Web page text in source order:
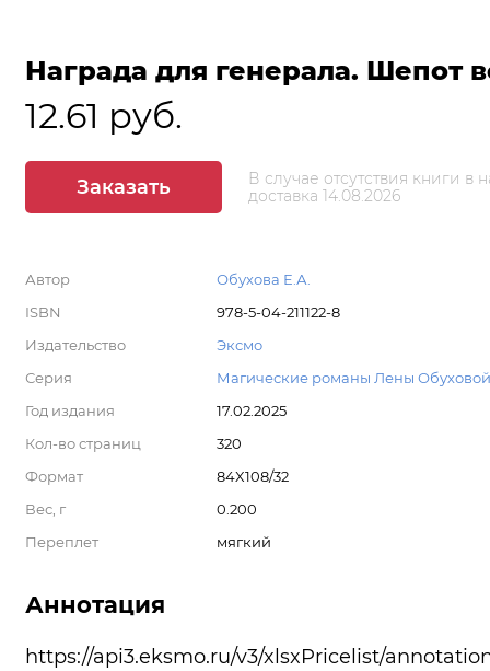
Награда для генерала. Шепот
12.61 руб.
Заказать
В случае отсутствия книги в
доставка 14.08.2026
Автор
Обухова Е.А.
ISBN
978-5-04-211122-8
Издательство
Эксмо
Серия
Магические романы Лены
Год издания
17.02.2025
Кол-во страниц
320
Формат
84X108/32
Вес, г
0.200
Переплет
мягкий
Аннотация
https://api3.eksmo.ru/v3/xlsxPricelist/